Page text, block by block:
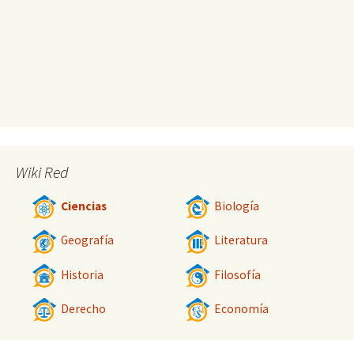
Wiki Red
Ciencias Biología
Geografía Literatura
Historia Filosofía
Derecho Economía